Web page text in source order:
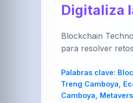
Digitaliza
Blockchain
para resolver
Palabras clave: Blockchain Technology SAS Stung Treng Camboya, Blockchain Technology SAS en Stung Treng Camboya, Consultoría Web3 en Stung Treng Camboya, Economía tokenizada en Stung Treng Camboya, Trazabilidad Express Stung Treng Camboya, Scolcoin incubadora en Stung Treng Camboya,